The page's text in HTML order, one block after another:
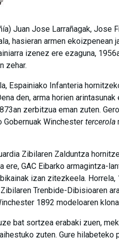
Juan Jose Larrañagak, Jose
hasieran armen ekoizpenean
izenez ere ezaguna,
zehar.
Espainiako Infanteria
den, arma horien
zerbitzua eman zuten.
Winchester tercerola
Zibilaren Zalduntza
GAC Eibarko armagintza-
izan zitezkeela. Horrela,
Trenbide-Dibisioaren
1892 modeloaren
bat sortzea erabaki zuen,
zuten. Gure hilabeteko